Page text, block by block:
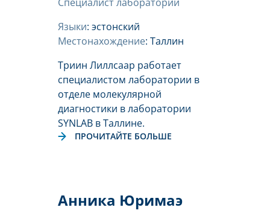
Языки: эстонский
Местонахождение: Таллин
Триин Лиллсаар работает
специалистом лаборатории в
отделе молекулярной
диагностики в лаборатории
SYNLAB в Таллине.
ПРОЧИТАЙТЕ БОЛЬШЕ
Анника Юримаэ